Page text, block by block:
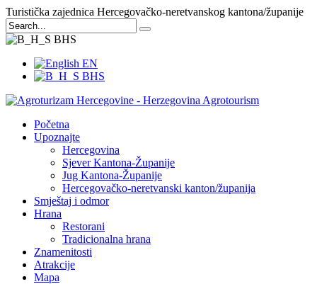
Turistička zajednica Hercegovačko-neretvanskog kantona/županije
BHS
EN
BHS
Početna
Upoznajte
Hercegovina
Sjever Kantona-Županije
Jug Kantona-Županije
Hercegovačko-neretvanski kanton/županija
Smještaj i odmor
Hrana
Restorani
Tradicionalna hrana
Znamenitosti
Atrakcije
Mapa